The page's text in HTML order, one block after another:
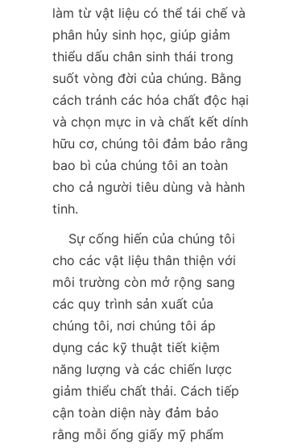
làm từ vật liệu có thể tái chế và
phân hủy sinh học, giúp giảm
thiểu dấu chân sinh thái trong
suốt vòng đời của chúng. Bằng
cách tránh các hóa chất độc hại
và chọn mực in và chất kết dính
hữu cơ, chúng tôi đảm bảo rằng
bao bì của chúng tôi an toàn
cho cả người tiêu dùng và hành
tinh.
cho các vật liệu thân thiện với
môi trường còn mở rộng sang
các quy trình sản xuất của
chúng tôi, nơi chúng tôi áp
dụng các kỹ thuật tiết kiệm
năng lượng và các chiến lược
giảm thiểu chất thải. Cách tiếp
cận toàn diện này đảm bảo
rằng mỗi ống giấy mỹ phẩm